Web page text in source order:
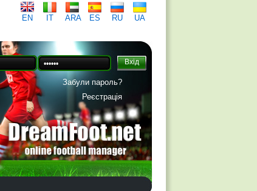
EN IT ARA ES RU
UA
Забули пароль?
Реєстрація